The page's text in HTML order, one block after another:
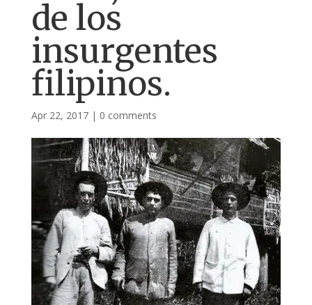
de los
insurgentes
filipinos.
Apr 22, 2017| 0 comments